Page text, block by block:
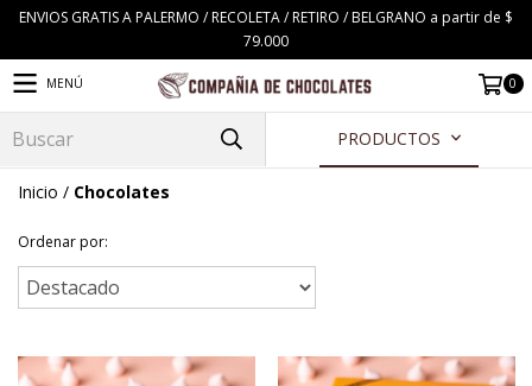
ENVIOS GRATIS A PALERMO / RECOLETA / RETIRO / BELGRANO a partir de $
79.000
MENÚ 0
PRODUCTOS
Inicio / Chocolates
Ordenar por: